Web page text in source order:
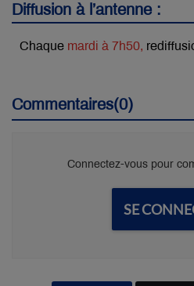
Diffusion à l’antenne :
Chaque mardi à 7h50,
Commentaires(0)
Connectez-vous pour
SE